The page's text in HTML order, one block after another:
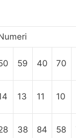
59 40 70
13 11 10
38 84 58